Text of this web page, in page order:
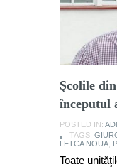
Şcolile
începutul
POSTED IN:
TAGS:
LETCA NOUA
Toate